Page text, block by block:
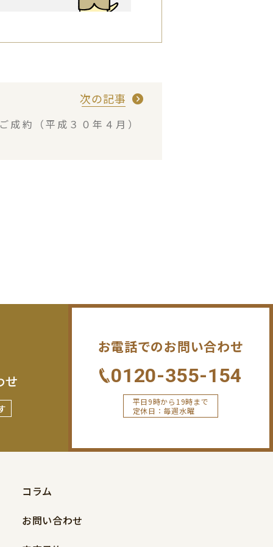
次の記事
成約（平成３０年４月）
せ
お電話でのお問い合わせ
0120-355-154
平日9時から19時まで
定休日：毎週水曜
コラム
お問い合わせ